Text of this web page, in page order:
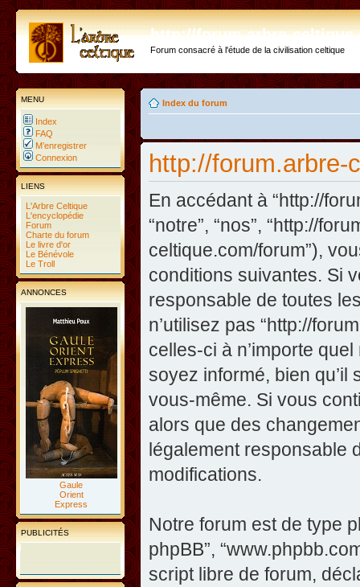
http://forum.arbre-
Forum consacré à l'étude de la civilisation celtique
MENU
Index
FAQ
M’enregistrer
Connexion
LIENS
L'Arbre Celtique
L'encyclopédie
Forum
Charte du forum
Le livre d'or
Le Bénévole
Le Troll
ANNONCES
Gaule
Orient
Express
PUBLICITÉS
Index du forum
http://forum.arbre-
En accédant à “http://
“notre”, “nos”, “http://
celtique.com/forum”),
conditions suivantes. Si
responsable de toutes
n’utilisez pas “http://
celles-ci à n’importe
soyez informé, bien
vous-même. Si vous
alors que des
légalement responsable
modifications.
Notre forum est de type
phpBB”,
script libre de forum,